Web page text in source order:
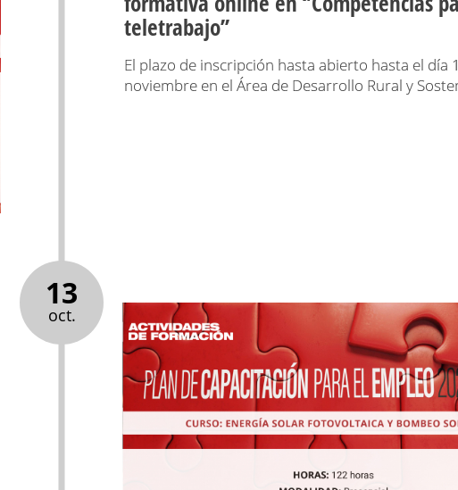
teletrabajo’’
El plazo de inscripción hasta abierto hasta el día
noviembre en el Área de Desarrollo Rural y
13
oct.